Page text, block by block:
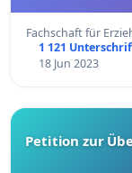
Fachschaft für
1 121
18 Jun 2023
Petition zur